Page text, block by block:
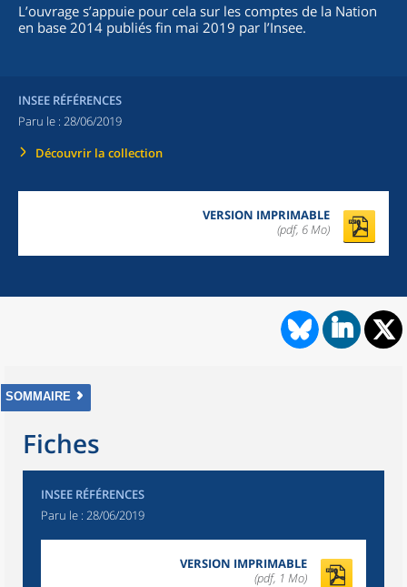
L’ouvrage s’appuie pour cela sur les comptes de la Nation
en base 2014 publiés fin mai 2019 par l’Insee.
INSEE RÉFÉRENCES
Paru le : 28/06/2019
Découvrir la collection
VERSION IMPRIMABLE
(pdf, 6 Mo)
SOMMAIRE
Fiches
INSEE RÉFÉRENCES
Paru le : 28/06/2019
VERSION IMPRIMABLE
(pdf, 1 Mo)